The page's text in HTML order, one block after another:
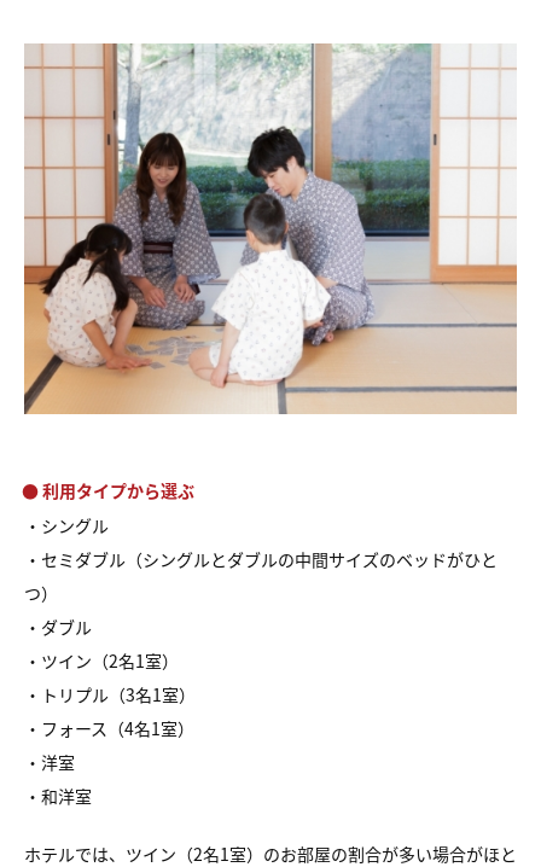
● 利用タイプから選ぶ
・シングル
・セミダブル（シングルとダブルの中間サイズのベッドがひと
つ）
・ダブル
・ツイン（2名1室）
・トリプル（3名1室）
・フォース（4名1室）
・洋室
・和洋室
ホテルでは、ツイン（2名1室）のお部屋の割合が多い場合がほと